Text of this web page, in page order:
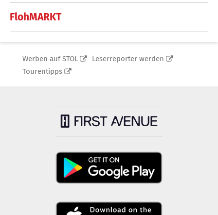
FlohMARKT
Werben auf STOL
Leserreporter werden
Tourentipps